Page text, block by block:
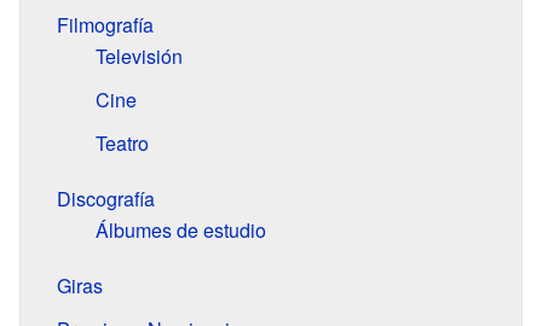
Filmografía
Televisión
Cine
Teatro
Discografía
Álbumes de estudio
Giras